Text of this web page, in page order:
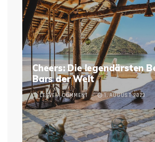
Cheers: Die legendärsten
Bars der Welt
LEAVE A COMMENT 1. AUGUST 2023